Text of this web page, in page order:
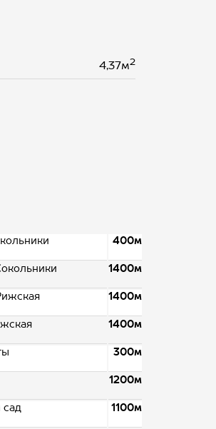
4,37м2
400м
1400м
1400м
1400м
300м
1200м
сад 1100м